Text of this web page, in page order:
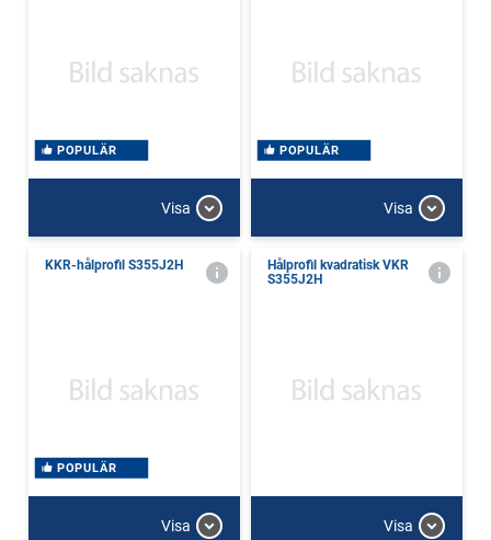
POPULÄR
Visa
POPULÄR
Visa
KKR-hålprofil S355J2H
POPULÄR
Visa
Hålprofil kvadratisk VKR
S355J2H
Visa